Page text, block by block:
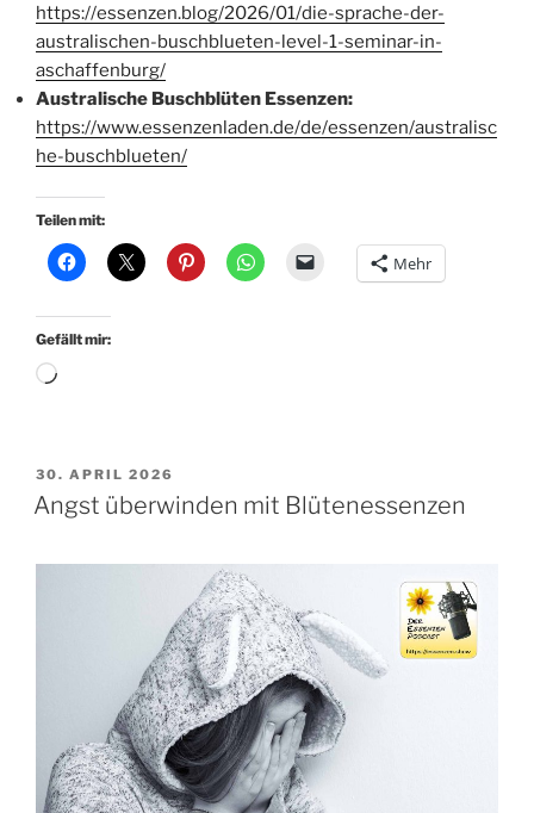
https://essenzen.blog/2026/01/die-sprache-der-
australischen-buschblueten-level-1-seminar-in-
aschaffenburg/
Australische Buschblüten Essenzen:
https://www.essenzenladen.de/de/essenzen/australisc
he-buschblueten/
Teilen mit:
Mehr
Gefällt mir:
Wird
VERÖFFENTLICHT
AM
30. APRIL 2026
Angst überwinden mit Blütenessenzen